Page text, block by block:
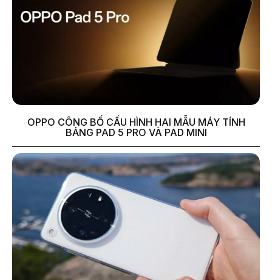
OPPO CÔNG BỐ CẤU HÌNH HAI MẪU MÁY TÍNH
BẢNG PAD 5 PRO VÀ PAD MINI